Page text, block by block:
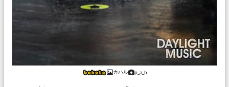
カハル p_a_h